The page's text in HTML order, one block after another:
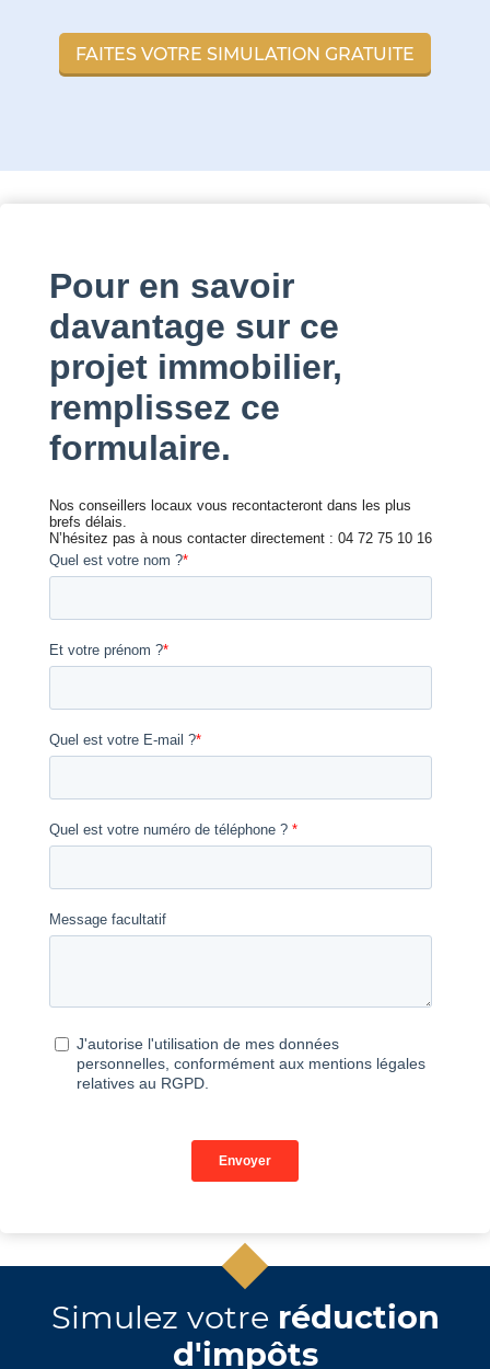
FAITES VOTRE SIMULATION GRATUITE
Simulez votre réduction
d'impôts